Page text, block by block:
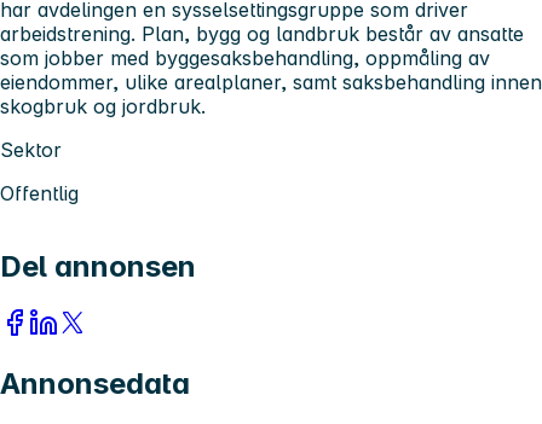
har avdelingen en sysselsettingsgruppe som driver
arbeidstrening. Plan, bygg og landbruk består av ansatte
som jobber med byggesaksbehandling, oppmåling av
eiendommer, ulike arealplaner, samt saksbehandling innen
skogbruk og jordbruk.
Sektor
Offentlig
Del annonsen
Annonsedata